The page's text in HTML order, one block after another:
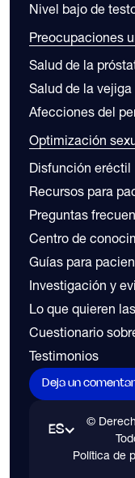
Nivel bajo de
Preocupaciones
Salud de la
Salud de la vejiga
Afecciones del
Optimización
Disfunción eréctil
Recursos para
Preguntas
Centro de
Guías para
Investigación y
Lo que quieren
Cuestionario
Testimonios
Deja un
ES
©
Política de